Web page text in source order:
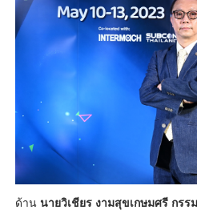
ด้าน นายวิเชียร งามสุขเกษมศรี กร